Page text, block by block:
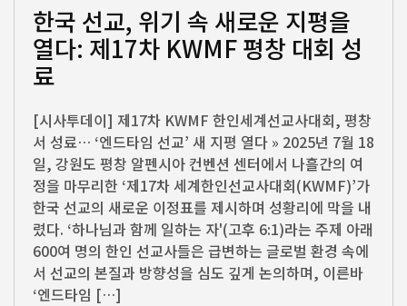
한국 선교, 위기 속 새로운 지평을
열다: 제17차 KWMF 평창 대회 성
료
[시사투데이] 제17차 KWMF 한인세계선교사대회, 평창
서 성료… ‘엔드타임 선교’ 새 지평 열다 » 2025년 7월 18
일, 강원도 평창 알펜시아 컨벤션 센터에서 나흘간의 여
정을 마무리한 ‘제17차 세계한인선교사대회(KWMF)’가
한국 선교의 새로운 이정표를 제시하며 성황리에 막을 내
렸다. ‘하나님과 함께 일하는 자'(고후 6:1)라는 주제 아래
600여 명의 한인 선교사들은 급변하는 글로벌 환경 속에
서 선교의 본질과 방향성을 심도 깊게 논의하며, 이른바
‘엔드타임 […]